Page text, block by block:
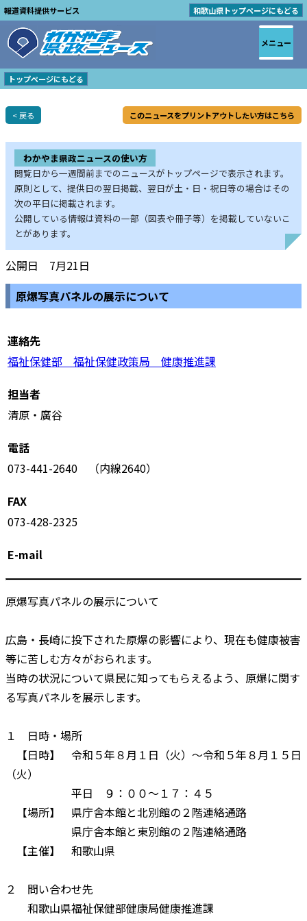
報道資料提供サービス 和歌山県トップページにもどる
トップページにもどる
< 戻る このニュースをプリントアウトしたい方はこちら
わかやま県政ニュースの使い方
閲覧日から一週間前までのニュースがトップページで表示されます。
原則として、提供日の翌日掲載、翌日が土・日・祝日等の場合はその
次の平日に掲載されます。
公開している情報は資料の一部（図表や冊子等）を掲載していないこ
とがあります。
公開日 7月21日
原爆写真パネルの展示について
連絡先
福祉保健部 福祉保健政策局 健康推進課
担当者
清原・廣谷
電話
073-441-2640 （内線2640）
FAX
073-428-2325
E-mail
原爆写真パネルの展示について
広島・長崎に投下された原爆の影響により、現在も健康被害
等に苦しむ方々がおられます。
当時の状況について県民に知ってもらえるよう、原爆に関す
る写真パネルを展示します。
１ 日時・場所
【日時】 令和５年８月１日（火）～令和５年８月１５日
（火）
平日 ９：００～１７：４５
【場所】 県庁舎本館と北別館の２階連絡通路
県庁舎本館と東別館の２階連絡通路
【主催】 和歌山県
２ 問い合わせ先
和歌山県福祉保健部健康局健康推進課
メニュー